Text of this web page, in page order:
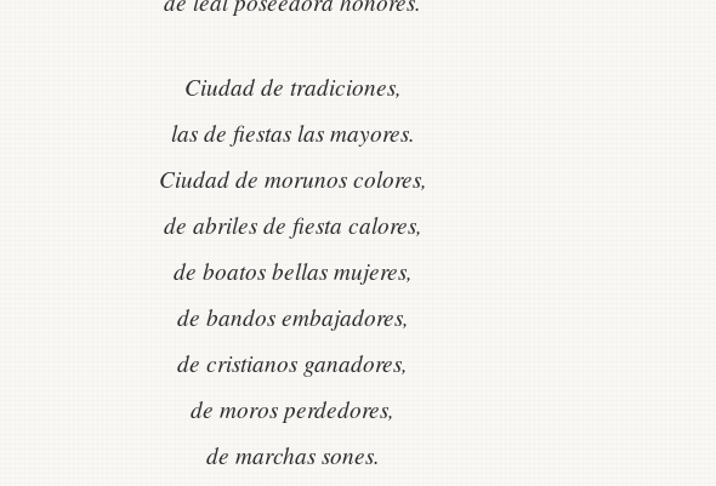
Ciudad de tradiciones,
las de fiestas las mayores.
Ciudad de morunos colores,
de abriles de fiesta calores,
de boatos bellas mujeres,
de bandos embajadores,
de cristianos ganadores,
de moros perdedores,
de marchas sones.